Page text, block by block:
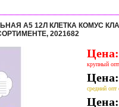
А5 12Л КЛЕТКА КОМУС
2021682
Цена:
крупный
Цена:
средний опт
Цена: